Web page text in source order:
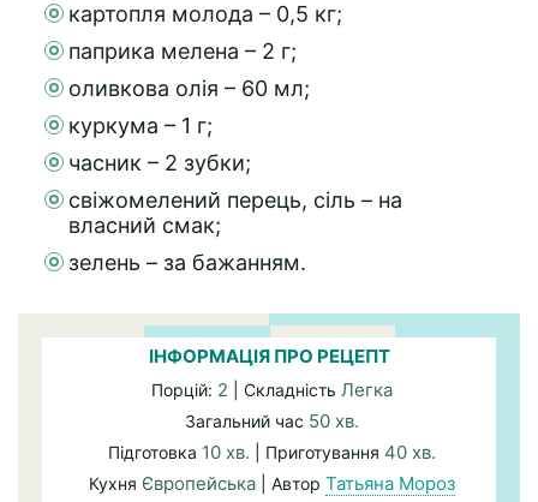
картопля молода – 0,5 кг;
паприка мелена – 2 г;
оливкова олія – 60 мл;
куркума – 1 г;
часник – 2 зубки;
свіжомелений перець, сіль – на
власний смак;
зелень – за бажанням.
ІНФОРМАЦІЯ ПРО РЕЦЕПТ
Порцій: 2 | Складність Легка
Загальний час 50 хв.
Підготовка 10 хв. | Приготування 40 хв.
Кухня Європейська | Автор Татьяна Мороз